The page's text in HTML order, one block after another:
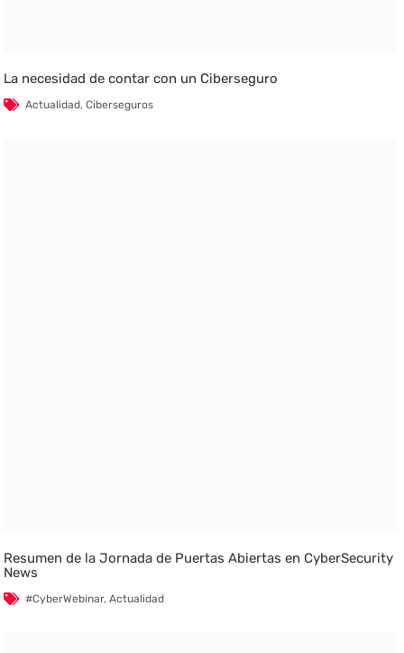
La necesidad de contar con un Ciberseguro
Actualidad,Ciberseguros
Resumen de la Jornada de Puertas Abiertas en CyberSecurity
News
#CyberWebinar,Actualidad